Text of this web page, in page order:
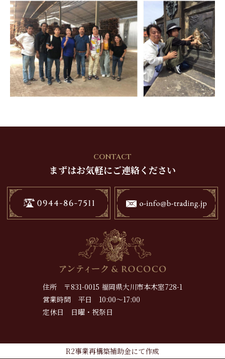
CONTACT
まずはお気軽にご連絡ください
住所 〒831-0015 福岡県大川市本木室728-1
営業時間 平日 10:00～17:00
定休日 日曜・祝祭日
R2事業再構築補助金にて作成